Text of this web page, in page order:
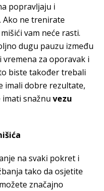
popravljaju i
Ako ne trenirate
vam neće rasti.
dugu pauzu između
za oporavak i
biste također trebali
imali dobre rezultate,
snažnu vezu
na svaki pokret i
tako da osjetite
značajno